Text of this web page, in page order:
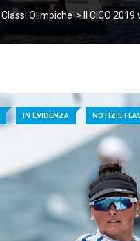
Classi Olimpiche> Il CICO
IN EVIDENZA NOTIZIE